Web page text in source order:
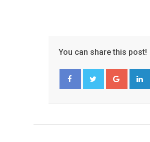
You can share this post!
Google+